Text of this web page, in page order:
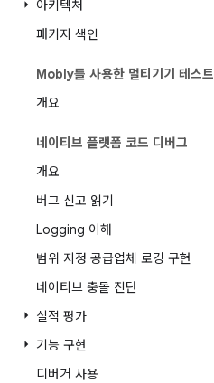
아키텍처
패키지 색인
Mobly를 사용한 멀티기기 테스트
개요
네이티브 플랫폼 코드 디버그
개요
버그 신고 읽기
Logging 이해
범위 지정 공급업체 로깅 구현
네이티브 충돌 진단
실적 평가
기능 구현
디버거 사용